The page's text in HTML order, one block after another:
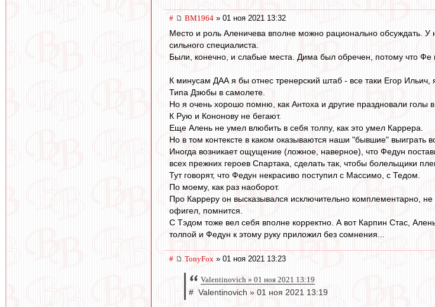
# BM1964 » 01 ноя 2021 13:32
Место и роль Аленичева вполне можно рационально обсуждать.
сильного специалиста.
Были, конечно, и слабые места. Дима был обречен, потому что Фе
К минусам ДАА я бы отнес тренерский штаб - все таки Егор
Типа Дзюбы в самолете.
Но я очень хорошо помню, как Антоха и другие праздновали голы
К Рую и Кононову не бегают.
Еще Алень не умел влюбить в себя толпу, как это умел Каррера.
Но в том контексте в каком оказываются наши "бывшие" выиграть
Иногда возникает ощущение (ложное, наверное), что Федун
всех прежних героев Спартака, сделать так, чтобы болельщики
Тут говорят, что Федун некрасиво поступил с Массимо, с Тедом.
По моему, как раз наоборот.
Про Карреру он высказывался исключительно комплементарно,
офигел, помнится.
С Тэдом тоже вел себя вполне корректно. А вот Карпин Стас,
толпой и Федун к этому руку приложил без сомнения...
# TonyFox » 01 ноя 2021 13:23
Valentinovich » 01 ноя 2021 13:19
# Valentinovich » 01 ноя 2021 13:19